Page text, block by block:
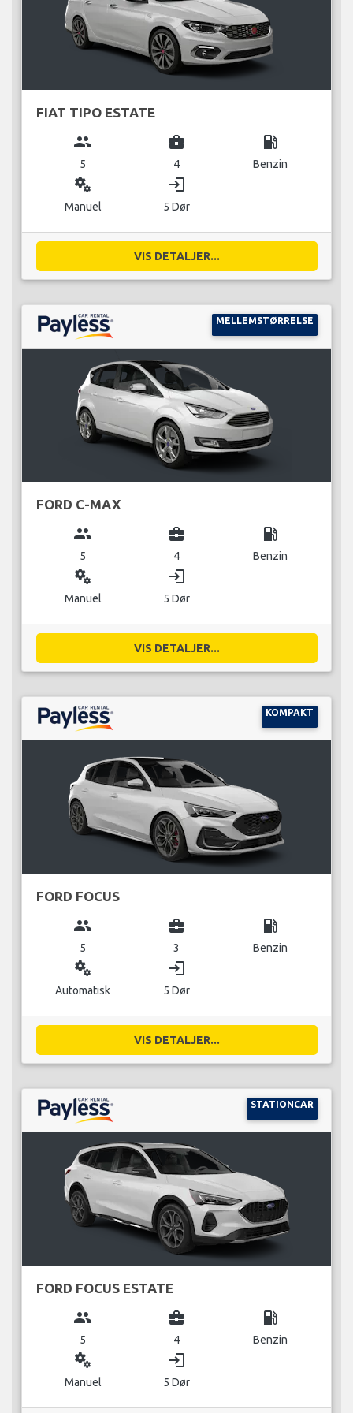
FIAT TIPO ESTATE
group
5
business_center
4
local_gas_station
Benzin
miscellaneous_services
Manuel
login
5 Dør
VIS DETALJER...
MELLEMSTØRRELSE
FORD C-MAX
group
5
business_center
4
local_gas_station
Benzin
miscellaneous_services
Manuel
login
5 Dør
VIS DETALJER...
KOMPAKT
FORD FOCUS
group
5
business_center
3
local_gas_station
Benzin
miscellaneous_services
Automatisk
login
5 Dør
VIS DETALJER...
STATIONCAR
FORD FOCUS ESTATE
group
5
business_center
4
local_gas_station
Benzin
miscellaneous_services
Manuel
login
5 Dør